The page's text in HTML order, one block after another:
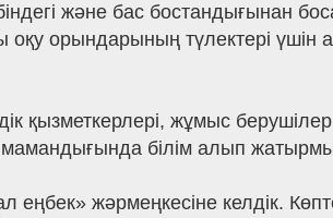
және бас бостандығынан
орындарының түлектері үшін
қызметкерлері, жұмыс
мамандығында білім алып
жәрмеңкесіне келдік.